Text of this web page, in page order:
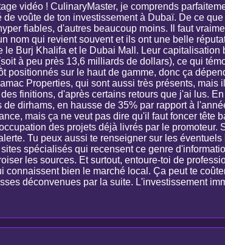
vidéo ! CulinaryMaster, je comprends
de voûte de ton investissement à Dubaï. De ce
fiables, d'autres beaucoup moins. Il faut
nom qui revient souvent et ils ont une belle
le Burj Khalifa et le Dubai Mall. Leur capitalisation
à peu près 13,6 milliards de dollars), ce qui
positionnés sur le haut de gamme, donc ça
Properties, qui sont aussi très présents, mais
finitions, d'après certains retours que j'ai lus.
dirhams, en hausse de 35% par rapport à
mais ça ne veut pas dire qu'il faut foncer tête
des projets déjà livrés par le promoteur.
Tu peux aussi te renseigner sur les
spécialisés qui recensent ce genre
les sources. Et surtout, entoure-toi de
connaissent bien le marché local. Ça peut te
déconvenues par la suite. L'investissement